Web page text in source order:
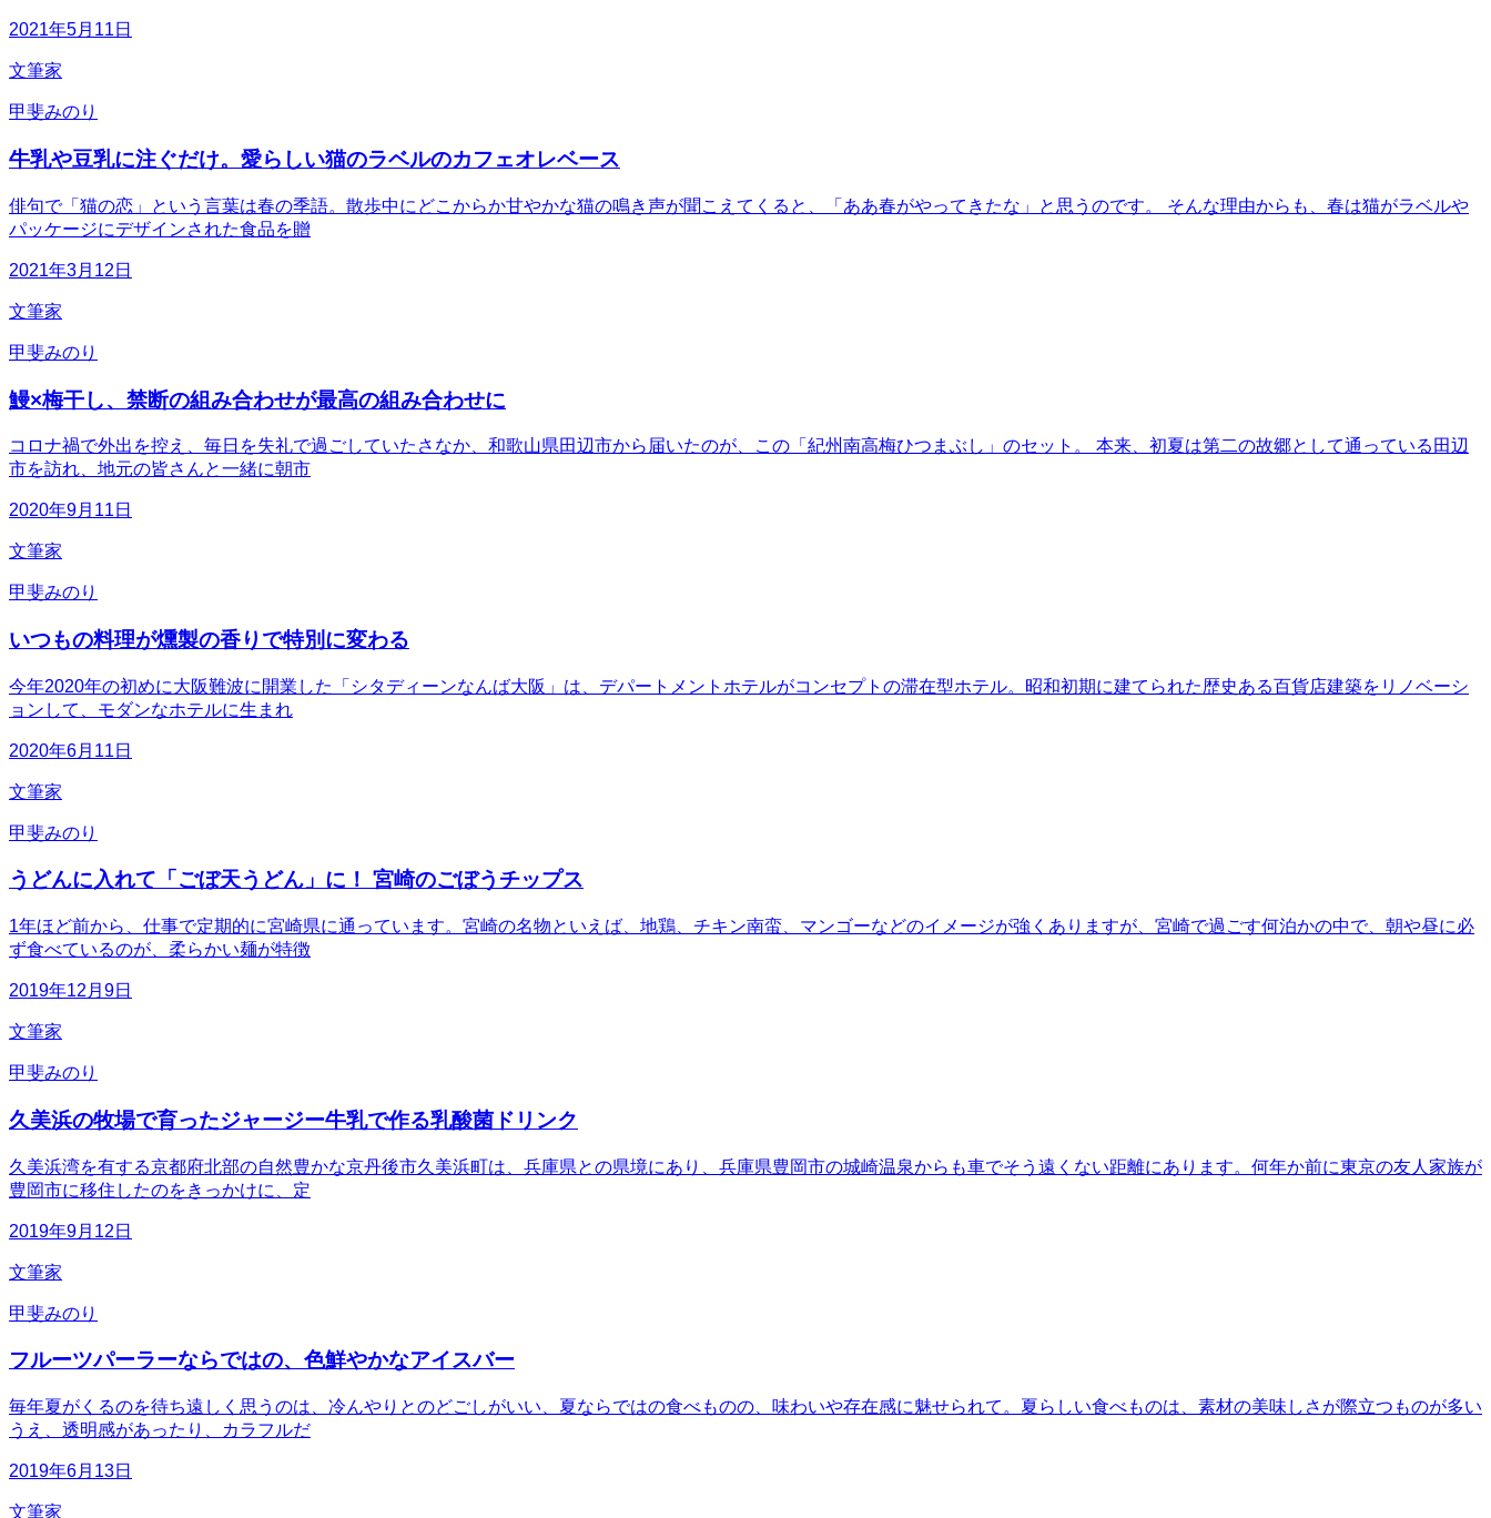
2021年5月11日
文筆家
甲斐みのり
牛乳や豆乳に注ぐだけ。愛らしい猫のラベルのカフェオレベース
俳句で「猫の恋」という言葉は春の季語。散歩中にどこからか甘やかな猫の鳴き声が聞こえてくると、「ああ春がやってきたな」と思うのです。 そんな理由からも、春は猫がラベルや
パッケージにデザインされた食品を贈
2021年3月12日
文筆家
甲斐みのり
鰻×梅干し、禁断の組み合わせが最高の組み合わせに
コロナ禍で外出を控え、毎日を失礼で過ごしていたさなか、和歌山県田辺市から届いたのが、この「紀州南高梅ひつまぶし」のセット。 本来、初夏は第二の故郷として通っている田辺
市を訪れ、地元の皆さんと一緒に朝市
2020年9月11日
文筆家
甲斐みのり
いつもの料理が燻製の香りで特別に変わる
今年2020年の初めに大阪難波に開業した「シタディーンなんば大阪」は、デパートメントホテルがコンセプトの滞在型ホテル。昭和初期に建てられた歴史ある百貨店建築をリノベーシ
ョンして、モダンなホテルに生まれ
2020年6月11日
文筆家
甲斐みのり
うどんに入れて「ごぼ天うどん」に！ 宮崎のごぼうチップス
1年ほど前から、仕事で定期的に宮崎県に通っています。宮崎の名物といえば、地鶏、チキン南蛮、マンゴーなどのイメージが強くありますが、宮崎で過ごす何泊かの中で、朝や昼に必
ず食べているのが、柔らかい麺が特徴
2019年12月9日
文筆家
甲斐みのり
久美浜の牧場で育ったジャージー牛乳で作る乳酸菌ドリンク
久美浜湾を有する京都府北部の自然豊かな京丹後市久美浜町は、兵庫県との県境にあり、兵庫県豊岡市の城崎温泉からも車でそう遠くない距離にあります。何年か前に東京の友人家族が
豊岡市に移住したのをきっかけに、定
2019年9月12日
文筆家
甲斐みのり
フルーツパーラーならではの、色鮮やかなアイスバー
毎年夏がくるのを待ち遠しく思うのは、冷んやりとのどごしがいい、夏ならではの食べものの、味わいや存在感に魅せられて。夏らしい食べものは、素材の美味しさが際立つものが多い
うえ、透明感があったり、カラフルだ
2019年6月13日
文筆家